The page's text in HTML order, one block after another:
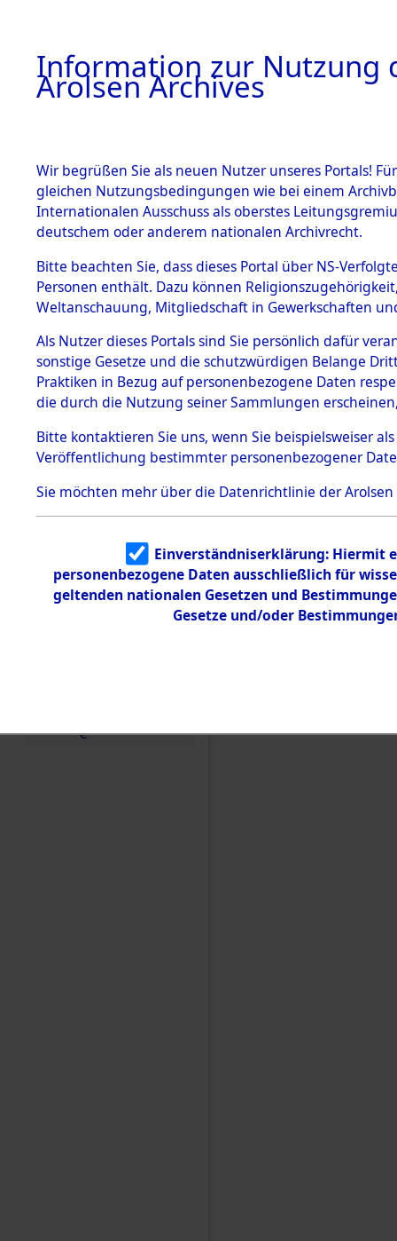
BILD
BESTÄNDE
1.
mente
5. Verschiedenes
5.3
Todesmärsche
5.3.1 Alliierte
Erhebungen
zu
Todesmärsch
en
5.3.2
Identifizierun
5.3.3
Todesmärsch
e
Dead -
Identifizierung...
0029 (84614639)
Einen Kommentar
Identification of
Information zur Nutzung
Arolsen Archives
Wir begrüßen Sie als neuen Nutzer unseres Portals!
gleichen Nutzungsbedingungen wie bei einem
Internationalen Ausschuss als oberstes
deutschem oder anderem nationalen Archivrecht.
Bitte beachten Sie, dass dieses Portal über NS-
Personen enthält. Dazu können
Weltanschauung, Mitgliedschaft in Gewerkschaften
Als Nutzer dieses Portals sind Sie persönlich dafür
sonstige Gesetze und die schutzwürdigen Belange
Praktiken in Bezug auf personenbezogene Daten
die durch die Nutzung seiner Sammlungen
Bitte kontaktieren Sie uns, wenn Sie beispielsweiser
Veröffentlichung bestimmter personenbezogener
Sie möchten mehr über die Datenrichtlinie der Arolsen
Einverständniserklärung: Hiermit
personenbezogene Daten ausschließlich für
geltenden nationalen Gesetzen und
Gesetze und/oder